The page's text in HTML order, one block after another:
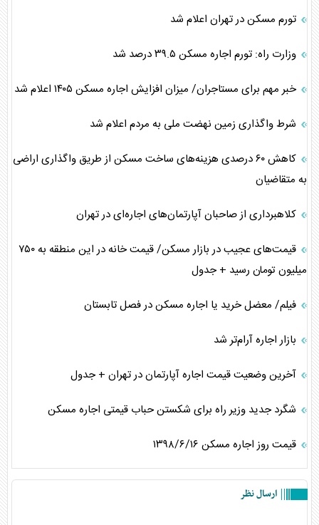
تورم مسکن در تهران اعلام شد
وزارت راه: تورم اجاره مسکن ۳۹.۵ درصد شد
خبر مهم برای مستاجران/ میزان افزایش اجاره مسکن ۱۴۰۵ اعلام شد
شرط واگذاری زمین نهضت ملی به مردم اعلام شد
کاهش ۶۰ درصدی هزینه‌های ساخت مسکن از طریق واگذاری اراضی
به متقاضیان
کلاهبرداری از صاحبان آپارتمان‌های اجاره‌ای در تهران
قیمت‌های عجیب در بازار مسکن/ قیمت خانه در این منطقه به ۷۵۰
میلیون تومان رسید + جدول
فیلم/ معضل خرید یا اجاره مسکن در فصل تابستان
بازار اجاره آرام‌تر شد
آخرین وضعیت قیمت اجاره آپارتمان در تهران + جدول
شگرد جدید وزیر راه برای شکستن حباب قیمتی اجاره مسکن
قیمت روز اجاره مسکن ۱۳۹۸/۶/۱۶
ارسال نظر